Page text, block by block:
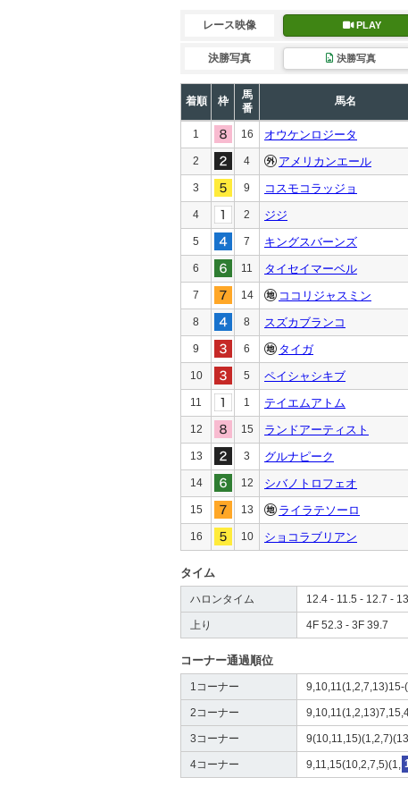
レース映像 PLAY
決勝写真 決勝写真
着順 枠
馬
番
馬名
1 16 オウケンロジータ
2 4 アメリカンエール
3 9 コスモコラッジョ
4 2 ジジ
5 7 キングスバーンズ
6 11 タイセイマーベル
7 14 ココリジャスミン
8 8 スズカブランコ
9 6 タイガ
10 5 ペイシャシキブ
11 1 テイエムアトム
12 15 ランドアーティスト
13 3 グルナピーク
14 12 シバノトロフェオ
15 13 ライラテソーロ
16 10 ショコラブリアン
タイム
ハロンタイム 12.4 - 11.5 - 12.7 -
上り 4F 52.3 - 3F 39.7
コーナー通過順位
1コーナー 9,10,11(1,2,7,13)15-
2コーナー
3コーナー
4コーナー 9,11,15(10,2,7,5)(1,